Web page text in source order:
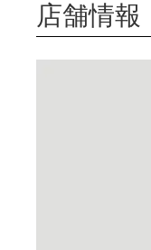
店舗情報